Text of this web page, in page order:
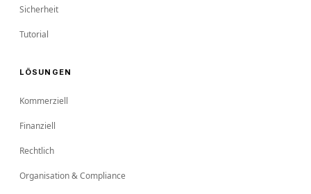
Sicherheit
Tutorial
LÖSUNGEN
Kommerziell
Finanziell
Rechtlich
Organisation & Compliance